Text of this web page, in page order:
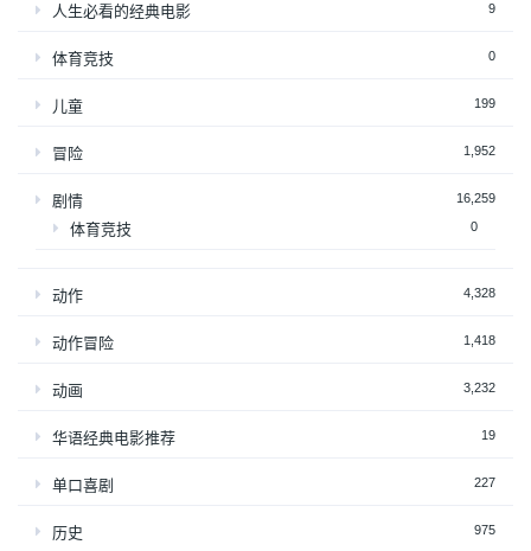
人生必看的经典电影 9
体育竞技 0
儿童 199
冒险 1,952
剧情 16,259
体育竞技 0
动作 4,328
动作冒险 1,418
动画 3,232
华语经典电影推荐 19
单口喜剧 227
历史 975